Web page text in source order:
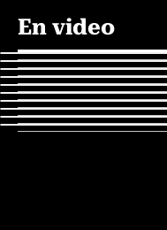
En video